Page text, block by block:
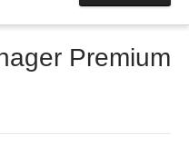
Premium